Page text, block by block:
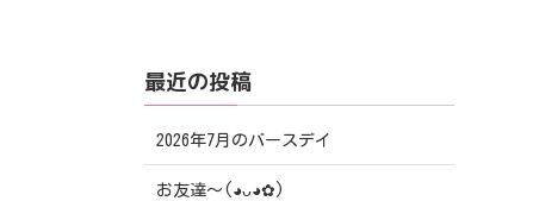
最近の投稿
2026年7月のバースデイ
お友達〜(⁠◕⁠ᴗ⁠◕⁠✿⁠)